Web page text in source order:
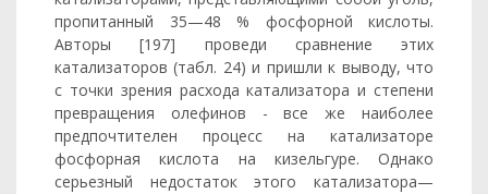
пропитанный 35—48 % фосфорной кислоты.
Авторы [197] проведи сравнение этих
катализаторов (табл. 24) и пришли к выводу, что
с точки зрения расхода катализатора и степени
превращения олефинов - все же наиболее
предпочтителен процесс на катализаторе
фосфорная кислота на кизельгуре. Однако
серьезный недостаток этого ката­лизатора—